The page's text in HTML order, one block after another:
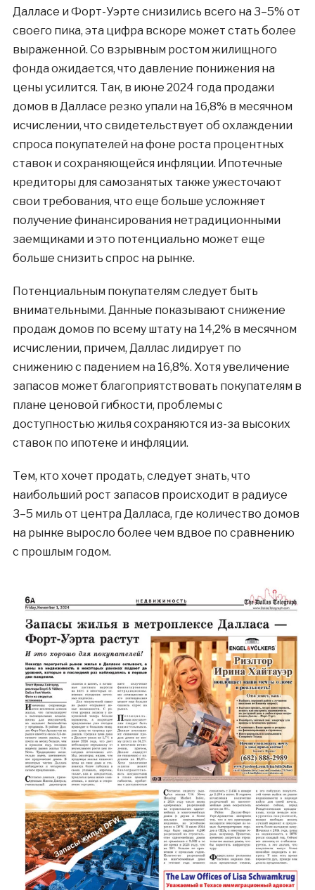
Далласе и Форт-Уэрте снизились всего на 3–5% от
своего пика, эта цифра вскоре может стать более
выраженной. Со взрывным ростом жилищного
фонда ожидается, что давление понижения на
цены усилится. Так, в июне 2024 года продажи
домов в Далласе резко упали на 16,8% в месячном
исчислении, что свидетельствует об охлаждении
спроса покупателей на фоне роста процентных
ставок и сохраняющейся инфляции. Ипотечные
кредиторы для самозанятых также ужесточают
свои требования, что еще больше усложняет
получение финансирования нетрадиционными
заемщиками и это потенциально может еще
больше снизить спрос на рынке.
Потенциальным покупателям следует быть
внимательными. Данные показывают снижение
продаж домов по всему штату на 14,2% в месячном
исчислении, причем, Даллас лидирует по
снижению с падением на 16,8%. Хотя увеличение
запасов может благоприятствовать покупателям в
плане ценовой гибкости, проблемы с
доступностью жилья сохраняются из-за высоких
ставок по ипотеке и инфляции.
Тем, кто хочет продать, следует знать, что
наибольший рост запасов происходит в радиусе
3–5 миль от центра Далласа, где количество домов
на рынке выросло более чем вдвое по сравнению
с прошлым годом.